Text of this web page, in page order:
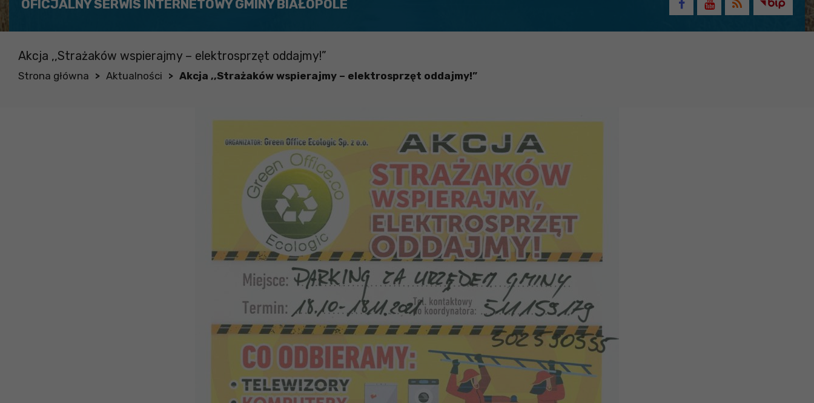
OFICJALNY SERWIS INTERNETOWY GMINY BIAŁOPOLE
Akcja ,,Strażaków wspierajmy – elektrosprzęt oddajmy!”
Strona główna > Aktualności > Akcja ,,Strażaków wspierajmy – elektrosprzęt oddajmy!”